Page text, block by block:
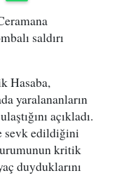
saldırı
Hasaba,
yaralananların
açıkladı.
sevk edildiğini
kritik
duyduklarını